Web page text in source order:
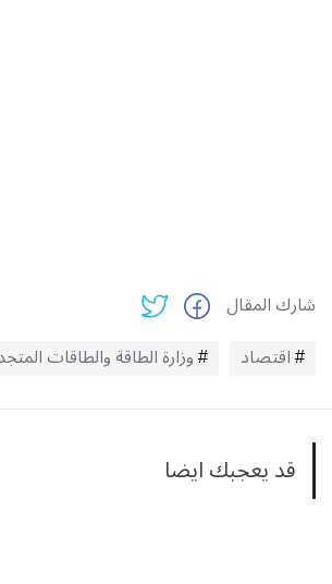
شارك المقال
اقتصاد
وزارة الطاقة والطاقات
قد يعجبك ايضا